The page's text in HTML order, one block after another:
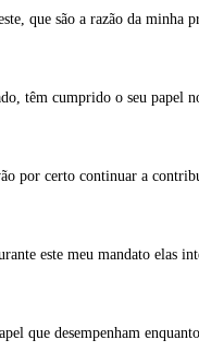
que são a razão da
têm cumprido o seu papel
por certo continuar a
este meu mandato elas
desempenham